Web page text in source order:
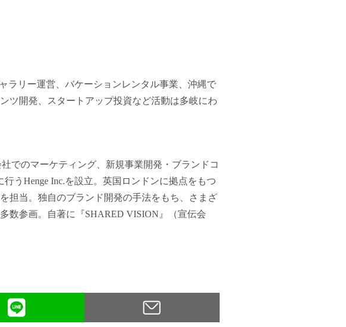
ラリー運営、バケーションレンタル事業、沖縄で
ツ開発、スタートアップ投資など活動は多岐にわ
でのマーケティング、新規事業開発・ブランドコ
うHenge Inc.を設立。英国ロンドンに拠点をもつ
担当。独自のブランド開発の手法をもち、さまざ
数参画。自著に『SHARED VISION』（宣伝会